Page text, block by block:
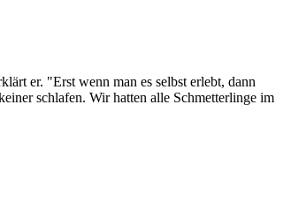
er. "Erst wenn man es selbst erlebt, dann
schlafen. Wir hatten alle Schmetterlinge im